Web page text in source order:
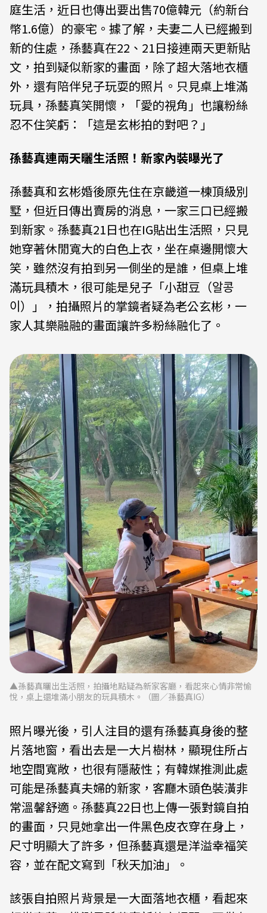
庭生活，近日也傳出要出售70億韓元（約新台
幣1.6億）的豪宅。據了解，夫妻二人已經搬到
新的住處，孫藝真在22、21日接連兩天更新貼
文，拍到疑似新家的畫面，除了超大落地衣櫃
外，還有陪伴兒子玩耍的照片。只見桌上堆滿
玩具，孫藝真笑開懷，「愛的視角」也讓粉絲
忍不住笑虧：「這是玄彬拍的對吧？」
孫藝真連兩天曬生活照！新家內裝曝光了
孫藝真和玄彬婚後原先住在京畿道一棟頂級別
墅，但近日傳出賣房的消息，一家三口已經搬
到新家。孫藝真21日也在IG貼出生活照，只見
她穿著休閒寬大的白色上衣，坐在桌邊開懷大
笑，雖然沒有拍到另一側坐的是誰，但桌上堆
滿玩具積木，很可能是兒子「小甜豆（알콩
이）」，拍攝照片的掌鏡者疑為老公玄彬，一
家人其樂融融的畫面讓許多粉絲融化了。
▲孫藝真曬出生活照，拍攝地點疑為新家客廳，看起來心情非常愉
悅，桌上還堆滿小朋友的玩具積木。（圖／孫藝真IG）
照片曝光後，引人注目的還有孫藝真身後的整
片落地窗，看出去是一大片樹林，顯現住所占
地空間寬敞，也很有隱蔽性；有韓媒推測此處
可能是孫藝真夫婦的新家，客廳木頭色裝潢非
常溫馨舒適。孫藝真22日也上傳一張對鏡自拍
的畫面，只見她拿出一件黑色皮衣穿在身上，
尺寸明顯大了許多，但孫藝真還是洋溢幸福笑
容，並在配文寫到「秋天加油」。
該張自拍照片背景是一大面落地衣櫃，看起來